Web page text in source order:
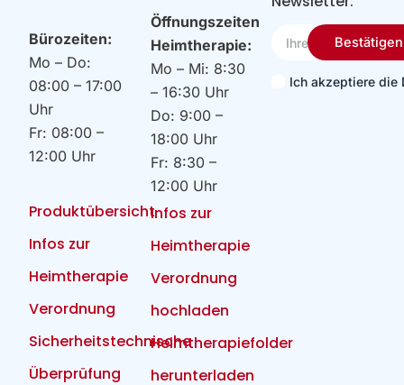
Bürozeiten:
Mo – Do:
08:00 – 17:00
Uhr
Fr: 08:00 –
12:00 Uhr
Produktübersicht
Infos zur
Heimtherapie
Verordnung
Sicherheitstechnische
Überprüfung
Öffnungszeiten
Heimtherapie:
Mo – Mi: 8:30
– 16:30 Uhr
Do: 9:00 –
18:00 Uhr
Fr: 8:30 –
12:00 Uhr
Infos zur
Heimtherapie
Verordnung
hochladen
Heimtherapiefolder
herunterladen
Email
Ich akzeptiere die
Bestätigen